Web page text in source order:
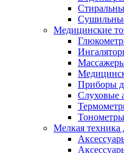
Медицинские
Приборы
Слуховые
Тонометры
Мелкая техника